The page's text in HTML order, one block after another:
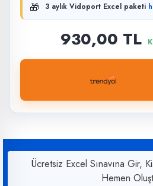
🎁 3 aylık Vidoport Excel paketi
930,00 TL
Ücretsiz Excel Sınavına Gir,
Hemen